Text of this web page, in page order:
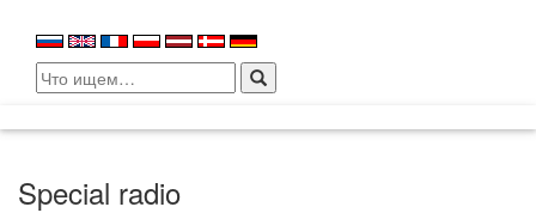
Search
for:
Special radio